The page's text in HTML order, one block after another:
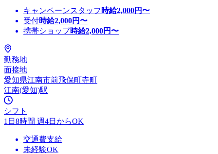
キャンペーンスタッフ 時給2,000円〜
受付時給2,000円〜
携帯ショップ時給2,000円〜
勤務地
面接地
愛知県江南市前飛保町寺町
江南(愛知)駅
シフト
1日8時間 週4日からOK
交通費支給
未経験OK